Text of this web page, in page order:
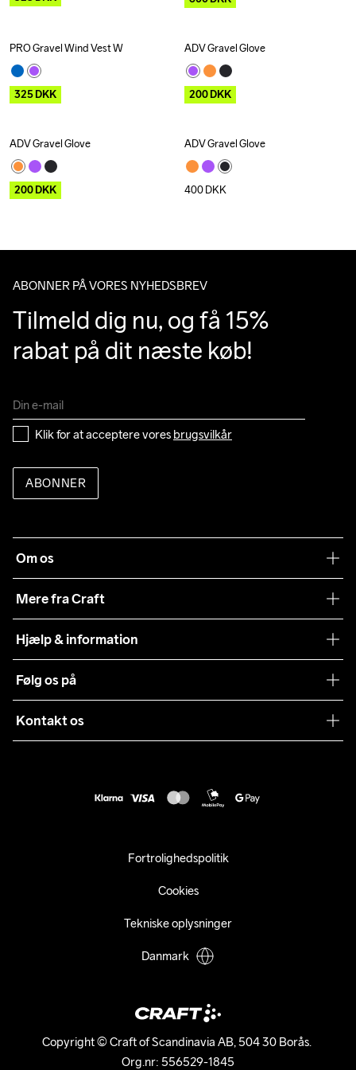
Outlet
PRO Gravel Wind Vest W
325DKK
Outlet
ADV Gravel Glove
200DKK
Outlet
ADV Gravel Glove
200DKK
ADV Gravel Glove
400DKK
ABONNER PÅ VORES NYHEDSBREV
Tilmeld dig nu, og få 15%
rabat på dit næste køb!
Klik for at acceptere vores brugsvilkår
ABONNER
Om os
Mere fra Craft
Samarbejder
Presse
Sustainability
Hjælp & information
Levering
Kundeservice
Følg os på
Kontakt os
Copyright © Craft of Scandinavia AB, 504 30 Borås.
Org.nr: 556529-1845
Fortrolighedspolitik
Cookies
Tekniske oplysninger
Danmark